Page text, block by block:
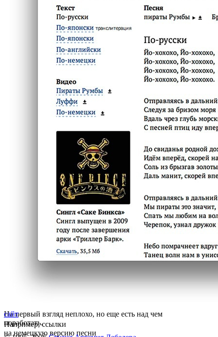
На первый взгляд неплохо, но еще есть над чем
поработать.
Например, ссылки
на немецкую версию песни
сайт